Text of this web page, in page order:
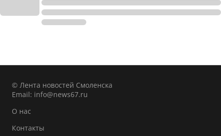
© Лента новостей Смоленска
Email: info@news67.ru
О нас
Контакты